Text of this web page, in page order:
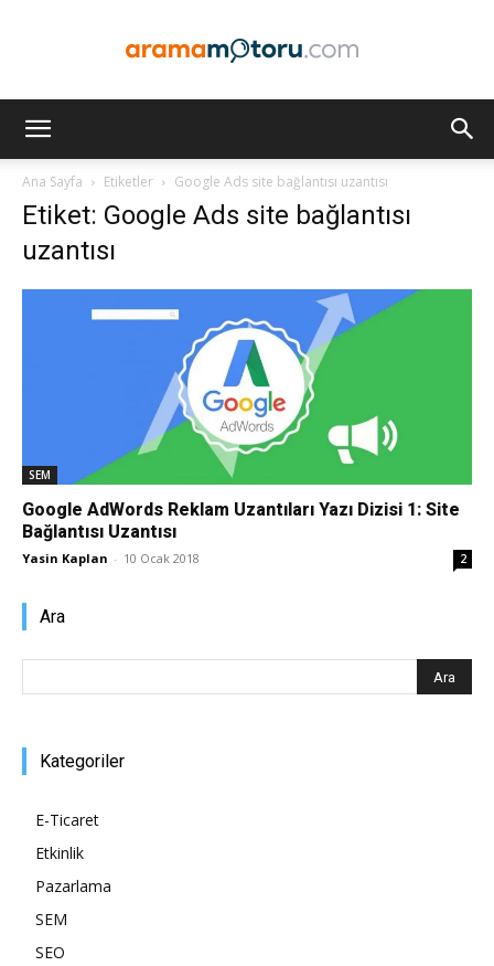
Optimizasyonu
ve
Ana Sayfa Etiketler Google Ads site bağlantısı uzantısı
Etiket: Google Ads site bağlantısı
uzantısı
SEM
Google AdWords Reklam Uzantıları Yazı Dizisi 1: Site
Bağlantısı Uzantısı
Yasin Kaplan - 10 Ocak 2018 2
Ara
Kategoriler
E-Ticaret
Etkinlik
Pazarlama
SEM
SEO